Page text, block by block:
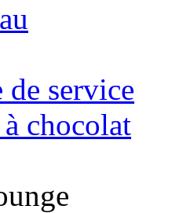
de service
chocolat